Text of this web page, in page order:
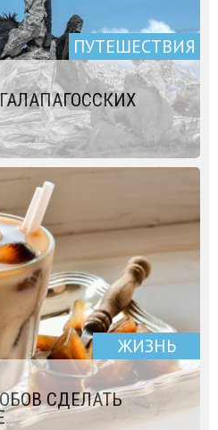
ПУТЕШЕСТВИЯ
ЖИЗНЬ
СДЕЛАТЬ